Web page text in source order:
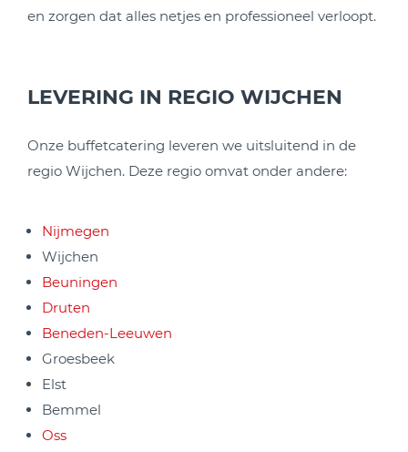
en zorgen dat alles netjes en professioneel verloopt.
LEVERING IN REGIO WIJCHEN
Onze buffetcatering leveren we uitsluitend in de
regio Wijchen. Deze regio omvat onder andere:
Nijmegen
Wijchen
Beuningen
Druten
Beneden-Leeuwen
Groesbeek
Elst
Bemmel
Oss